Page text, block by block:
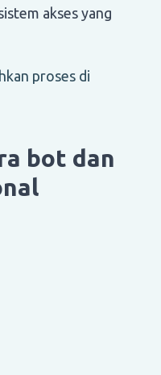
akses yang
proses di
bot dan